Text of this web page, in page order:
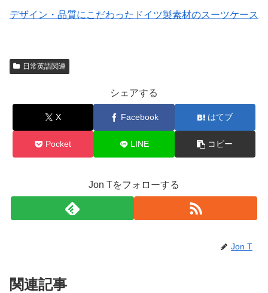
デザイン・品質にこだわったドイツ製素材のスーツケース
日常英語関連
シェアする
X Facebook はてブ
Pocket LINE コピー
Jon Tをフォローする
Jon T
関連記事